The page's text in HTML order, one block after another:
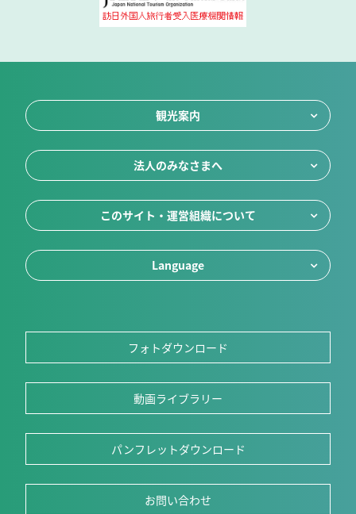
観光案内
法人のみなさまへ
このサイト・運営組織について
Language
フォトダウンロード
動画ライブラリー
パンフレットダウンロード
お問い合わせ